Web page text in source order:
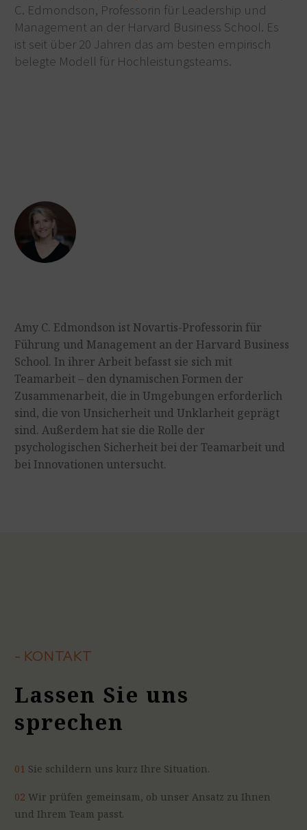
C. Edmondson, Professorin für Leadership und
Management an der Harvard Business School. Es
ist seit über 20 Jahren das am besten empirisch
belegte Modell für Hochleistungsteams.
Amy C. Edmondson ist Novartis-Professorin für
Führung und Management an der Harvard Business
School. In ihrer Arbeit befasst sie sich mit
Teamarbeit – den dynamischen Formen der
Zusammenarbeit, die in Umgebungen erforderlich
sind, die von Unsicherheit und Unklarheit geprägt
sind. Außerdem hat sie die Rolle der
psychologischen Sicherheit bei der Teamarbeit und
bei Innovationen untersucht.
- KONTAKT
Lassen Sie uns
sprechen
01 Sie schildern uns kurz Ihre Situation.
02 Wir prüfen gemeinsam, ob unser Ansatz zu Ihnen
und Ihrem Team passt.